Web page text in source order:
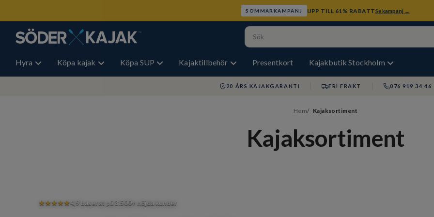
SOMMARKAMPANJ UPP TILL 61% RABATTSe kampanj →
Hyra Köpa kajak Köpa SUP Kajaktillbehör Presentkort Kajakbutik Stockholm
20 ÅRS KAJAKGARANTI FRI FRAKT 076 919 34 46
Hem Kajaksortiment
Kajaksortiment
★★★★★4,9 baserat på 3.500+ nöjda kunder